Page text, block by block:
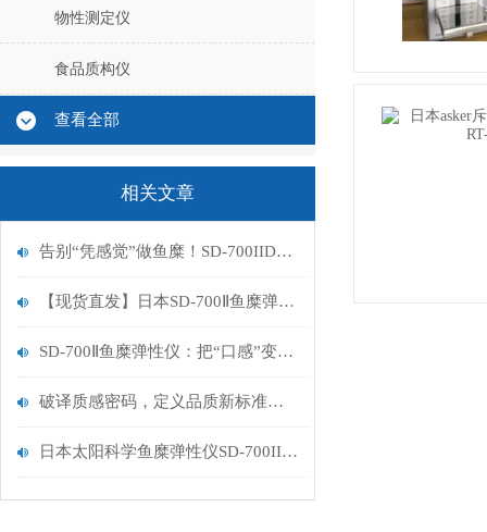
物性测定仪
食品质构仪
查看全部
相关文章
告别“凭感觉”做鱼糜！SD-700IIDP弹性仪：为您的“Q弹”口感精准赋值
【现货直发】日本SD-700Ⅱ鱼糜弹性仪——水产行业品质管控的“标准制定者”
SD-700Ⅱ鱼糜弹性仪：把“口感”变成精准数据，解决水产加工三大痛点
破译质感密码，定义品质新标准——日本太阳科学鱼糜弹性仪SD-700IIDP
日本太阳科学鱼糜弹性仪SD-700IIDP：精准检测，赋能鱼糜制品品质升级